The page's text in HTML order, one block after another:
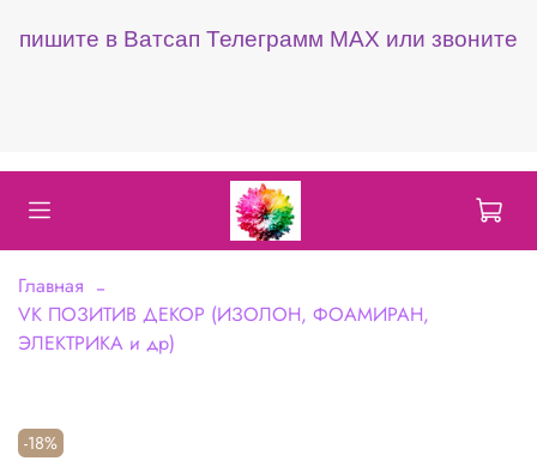
пишите в Ватсап Телеграмм МАХ или звоните
Главная
VK ПОЗИТИВ ДЕКОР (ИЗОЛОН, ФОАМИРАН,
ЭЛЕКТРИКА и др)
-18%